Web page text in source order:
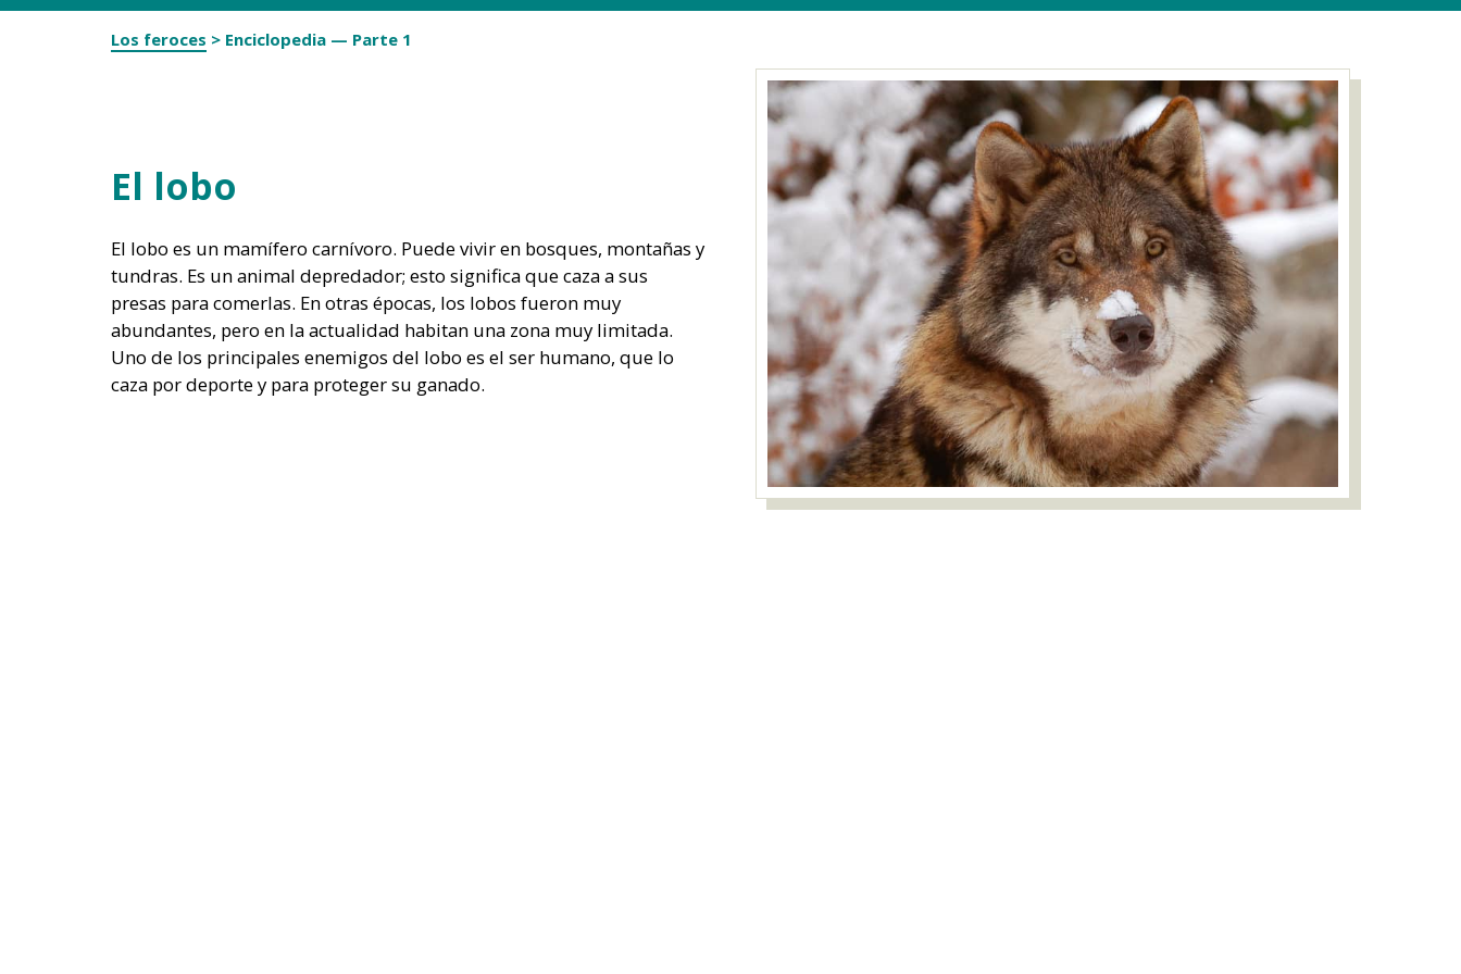
Los feroces > Enciclopedia — Parte 1
El lobo
El lobo es un mamífero carnívoro. Puede vivir en bosques, montañas y
tundras. Es un animal depredador; esto significa que caza a sus
presas para comerlas. En otras épocas, los lobos fueron muy
abundantes, pero en la actualidad habitan una zona muy limitada.
Uno de los principales enemigos del lobo es el ser humano, que lo
caza por deportey para proteger su ganado.